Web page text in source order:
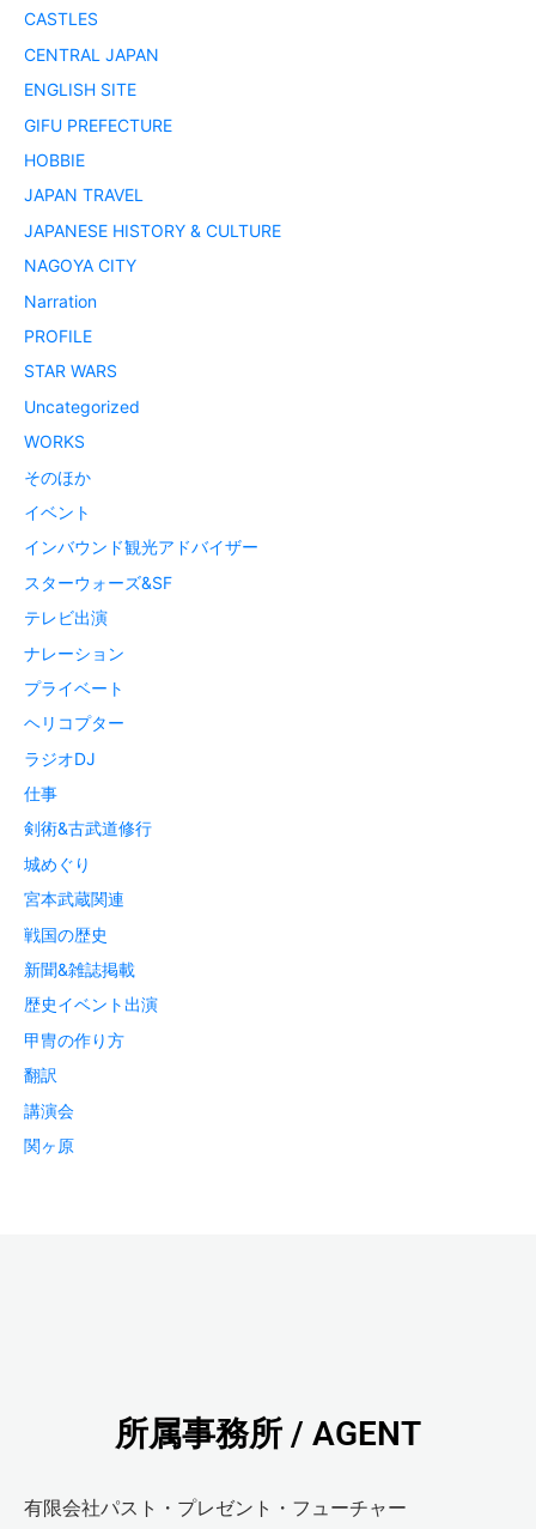
CASTLES
CENTRAL JAPAN
ENGLISH SITE
GIFU PREFECTURE
HOBBIE
JAPAN TRAVEL
JAPANESE HISTORY & CULTURE
NAGOYA CITY
Narration
PROFILE
STAR WARS
Uncategorized
WORKS
そのほか
イベント
インバウンド観光アドバイザー
スターウォーズ&SF
テレビ出演
ナレーション
プライベート
ヘリコプター
ラジオDJ
仕事
剣術&古武道修行
城めぐり
宮本武蔵関連
戦国の歴史
新聞&雑誌掲載
歴史イベント出演
甲冑の作り方
翻訳
講演会
関ヶ原
所属事務所 / AGENT
有限会社パスト・プレゼント・フューチャー